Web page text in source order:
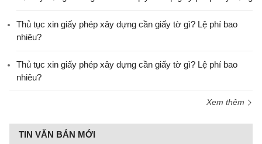
Thủ tục xin giấy phép xây dựng cần giấy tờ gì? Lệ phí bao
nhiêu?
Thủ tục xin giấy phép xây dựng cần giấy tờ gì? Lệ phí bao
nhiêu?
Xem thêm
TIN VĂN BẢN MỚI